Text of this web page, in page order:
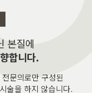
본질에
합니다.
문의로만 구성된
술을 하지 않습니다.